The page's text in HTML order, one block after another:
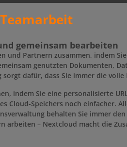
gemeinsam bearbeiten
und Partnern zusammen, indem
genutzten Dokumenten,
sorgt dafür, dass Sie immer die
indem Sie eine personalisierte
Cloud-Speichers noch einfacher.
behalten Sie immer
arbeiten – Nextcloud macht die